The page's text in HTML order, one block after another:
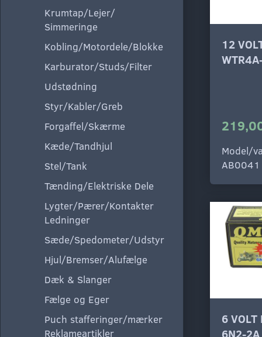
Krumtap/Lejer/
Simmeringe
Kobling/Motordele/Blokke
Karburator/Studs/Filter
Udstødning
Styr/Kabler/Greb
Forgaffel/Skærme
Kæde/Tandhjul
Stel/Tank
Tænding/Elektriske Dele
Lygter/Pærer/Kontakter
Ledninger
Sæde/Spedometer/Udstyr
Hjul/Bremser/Alufælge
Dæk & Slanger
Fælge og Eger
Puch stafferinger/mærker
Reklameartikler
12
Model/
AB0041
6 VOLT
6N2-2A